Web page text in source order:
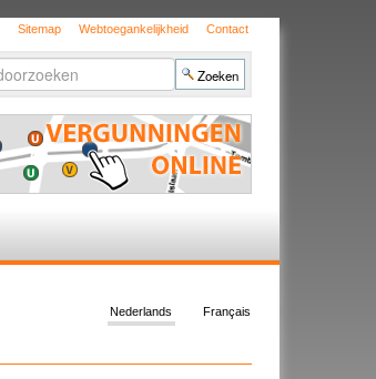
Sitemap Webtoegankelijkheid Contact
Français
Nederlands